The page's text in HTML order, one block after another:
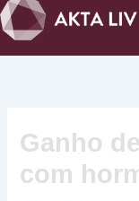
Ir
para
o
Ganho
com